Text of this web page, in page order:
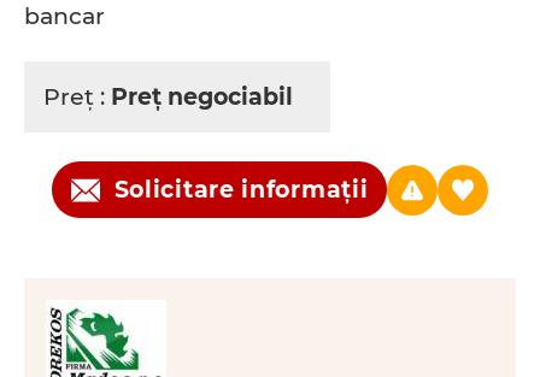
bancar
Preţ : Preţ negociabil
Solicitare informații